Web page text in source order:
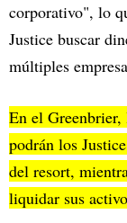
corporativo", lo
Justice buscar
múltiples
En el Greenbrier,
podrán los
del resort,
liquidar sus